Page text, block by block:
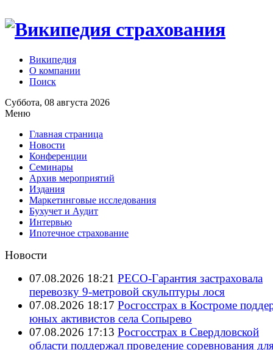
Википедия
О компании
Поиск
Суббота, 08 августа 2026
Меню
Главная страница
Новости
Конференции
Семинары
Архив мероприятий
Издания
Маркетинговые исследования
Бухучет и Аудит
Интервью
Ипотечное страхование
Новости
07.08.2026 18:21 РЕСО-Гарантия застраховала
перевозку 9-метровой скульптуры лося
07.08.2026 18:17 Росгосстрах в Костроме
юных активистов села Сопырево
07.08.2026 17:13 Росгосстрах в Свердловской
области поддержал проведение соревнования